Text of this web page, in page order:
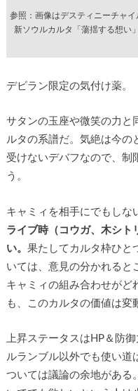
参照：画像はデスティニーチャ
新ソウルカルタ「蕩揺する想い
デビラン限定の気付け薬。
サタンの玉座や微笑の力と
ルタの系譜だ。気絶は今の
受けないデバフなので、制
う。
キャミィを相手にでもしな
ライブ時（コウガ、木シト
い。 果たしてカルタ枠ひと
いては、意見の分かれると
キャミィの組み合わせがど
も、このカルタの価値は変
上昇ステータスはHP＆防
ルランブル以外でも使い道
ついては議論の余地がある